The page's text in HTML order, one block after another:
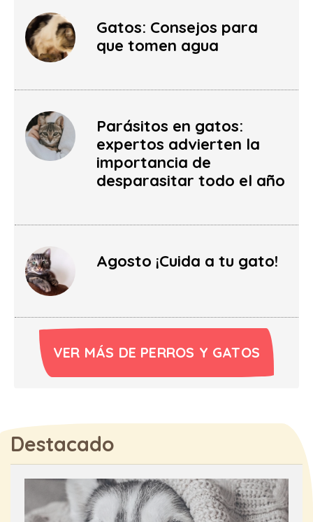
Gatos: Consejos para
que tomen agua
Parásitos en gatos:
expertos advierten la
importancia de
desparasitar todo el año
Agosto ¡Cuida a tu gato!
VER MÁS DE PERROS Y GATOS
Destacado